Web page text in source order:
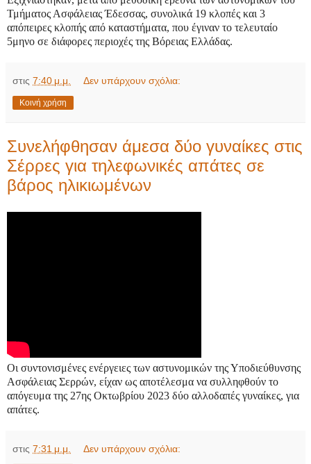
Τμήματος Ασφάλειας Έδεσσας, συνολικά 19 κλοπές και 3
απόπειρες κλοπής από καταστήματα, που έγιναν το τελευταίο
5μηνο σε διάφορες περιοχές της Βόρειας Ελλάδας.
στις 7:40 μ.μ. Δεν υπάρχουν σχόλια:
Κοινή χρήση
Συνελήφθησαν άμεσα δύο γυναίκες στις
Σέρρες για τηλεφωνικές απάτες σε
βάρος ηλικιωμένων
Οι συντονισμένες ενέργειες των αστυνομικών της Υποδιεύθυνσης
Ασφάλειας Σερρών, είχαν ως αποτέλεσμα να συλληφθούν το
απόγευμα της 27ης Οκτωβρίου 2023 δύο αλλοδαπές γυναίκες, για
απάτες.
στις 7:31 μ.μ. Δεν υπάρχουν σχόλια: